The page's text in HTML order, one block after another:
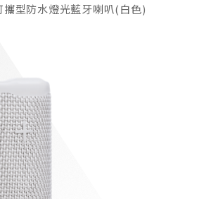
攜型防水燈光藍牙喇叭(白色)